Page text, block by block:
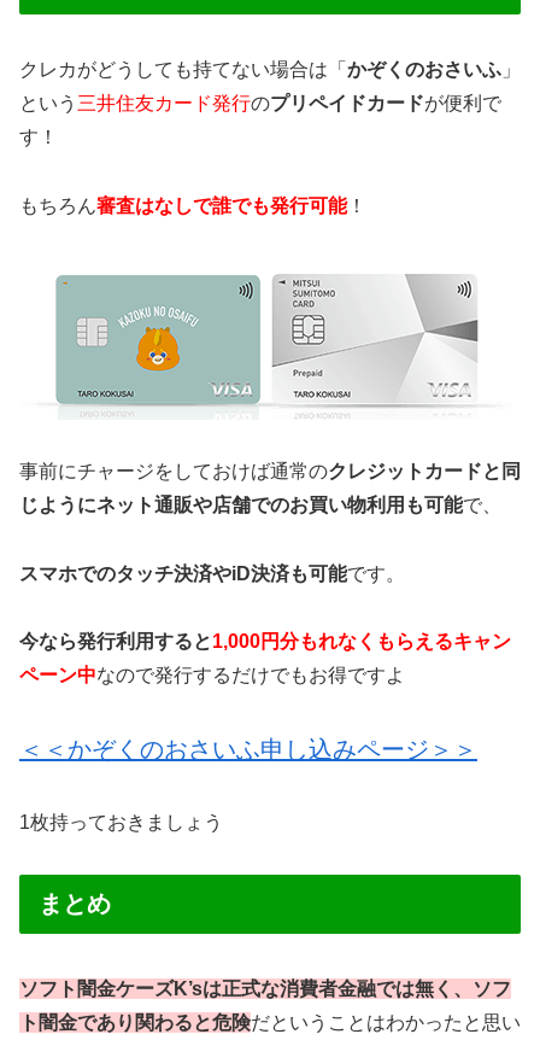
クレカがどうしても持てない場合は「 かぞくのおさいふ 」
という 三井住友カード発行のプリペイドカードが便利で
す！
もちろん審査はなしで誰でも発行可能！
事前にチャージをしておけば通常のクレジットカードと同
じようにネット通販や店舗でのお買い物利用も可能で、
スマホでのタッチ決済やiD決済も可能です。
今なら発行利用すると1,000円分もれなくもらえるキャン
ペーン中なので発行するだけでもお得ですよ
＜＜かぞくのおさいふ申し込みページ＞＞
1枚持っておきましょう
まとめ
ソフト闇金ケーズK’sは正式な消費者金融では無く、ソフ
ト闇金であり関わると危険だということはわかったと思い